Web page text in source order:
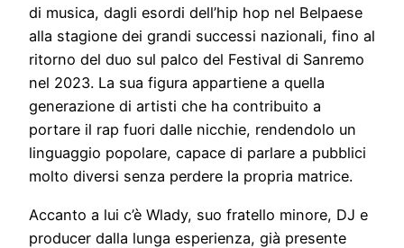
di musica, dagli esordi dell’hip hop nel Belpaese
alla stagione dei grandi successi nazionali, fino al
ritorno del duo sul palco del Festival di Sanremo
nel 2023. La sua figura appartiene a quella
generazione di artisti che ha contribuito a
portare il rap fuori dalle nicchie, rendendolo un
linguaggio popolare, capace di parlare a pubblici
molto diversi senza perdere la propria matrice.
Accanto a lui c’è Wlady, suo fratello minore, DJ e
producer dalla lunga esperienza, già presente